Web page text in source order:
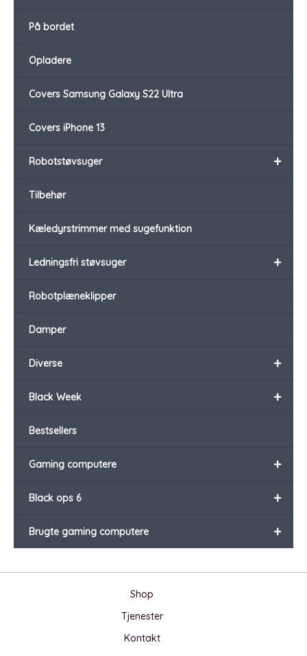
På bordet
Opladere
Covers Samsung Galaxy S22 Ultra
Covers iPhone 13
+
Robotstøvsuger
Tilbehør
Kæledyrstrimmer med sugefunktion
+
Ledningsfri støvsuger
Robotplæneklipper
Damper
+
Diverse
+
Black Week
Bestsellers
+
Gaming computere
+
Black ops 6
+
Brugte gaming computere
Shop
Tjenester
Kontakt